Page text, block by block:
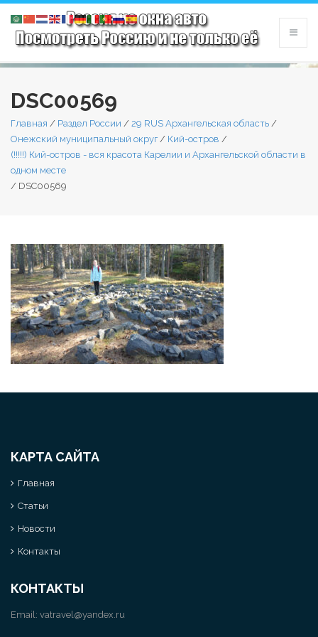
DSC00569
Главная / Раздел России / 29 RUS Архангельская область /
Онежский муниципальный округ / Кий-остров /
(!!!!!) Кий-остров - вся красота Карелии и Архангельской области в
одном месте
/ DSC00569
КАРТА САЙТА
Главная
Статьи
Новости
Контакты
КОНТАКТЫ
Email: vatravel@yandex.ru